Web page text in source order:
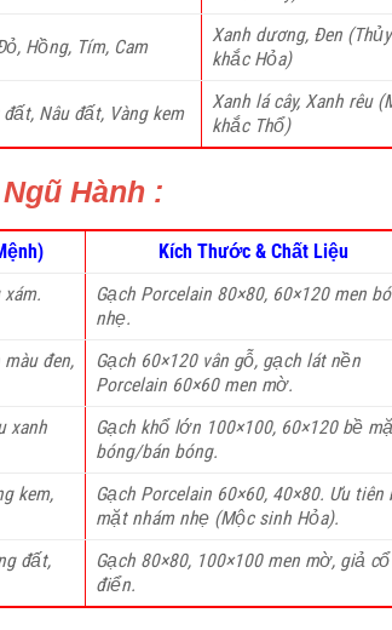
Hồng, Tím, Cam
Xanh dương, Đen (Thủy
khắc Hỏa)
đất, Nâu đất, Vàng kem
Xanh lá cây, Xanh rêu
khắc Thổ)
Hành :
Kích Thước & Chất Liệu
Gạch Porcelain 80×80, 60×120 men
nhẹ.
đen,
Gạch 60×120 vân gỗ, gạch lát nền
Porcelain 60×60 men mờ.
xanh
Gạch khổ lớn 100×100, 60×120 bề
bóng/bán bóng.
kem,
Gạch Porcelain 60×60, 40×80. Ưu tiên
mặt nhám nhẹ (Mộc sinh Hỏa).
đất,
Gạch 80×80, 100×100 men mờ, giả cổ
điển.